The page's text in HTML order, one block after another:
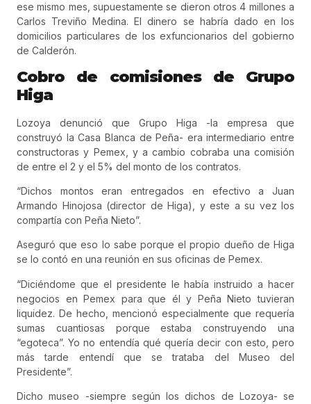
ese mismo mes, supuestamente se dieron otros 4 millones a
Carlos Treviño Medina. El dinero se habría dado en los
domicilios particulares de los exfuncionarios del gobierno
de Calderón.
Cobro de comisiones de Grupo
Higa
Lozoya denunció que Grupo Higa -la empresa que
construyó la Casa Blanca de Peña- era intermediario entre
constructoras y Pemex, y a cambio cobraba una comisión
de entre el 2 y el 5% del monto de los contratos.
“Dichos montos eran entregados en efectivo a Juan
Armando Hinojosa (director de Higa), y este a su vez los
compartía con Peña Nieto”.
Aseguró que eso lo sabe porque el propio dueño de Higa
se lo contó en una reunión en sus oficinas de Pemex.
“Diciéndome que el presidente le había instruido a hacer
negocios en Pemex para que él y Peña Nieto tuvieran
liquidez. De hecho, mencionó especialmente que requería
sumas cuantiosas porque estaba construyendo una
“egoteca”. Yo no entendía qué quería decir con esto, pero
más tarde entendí que se trataba del Museo del
Presidente”.
Dicho museo -siempre según los dichos de Lozoya- se